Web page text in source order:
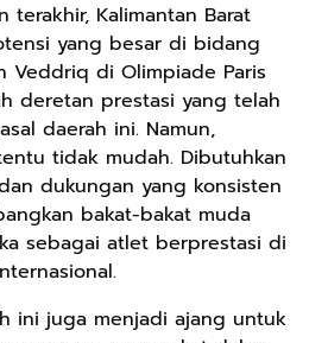
terakhir, Kalimantan Barat
yang besar di bidang
Veddriq di Olimpiade Paris
deretan prestasi yang telah
daerah ini. Namun,
tidak mudah. Dibutuhkan
dukungan yang konsisten
bakat-bakat muda
sebagai atlet berprestasi di
ini juga menjadi ajang untuk